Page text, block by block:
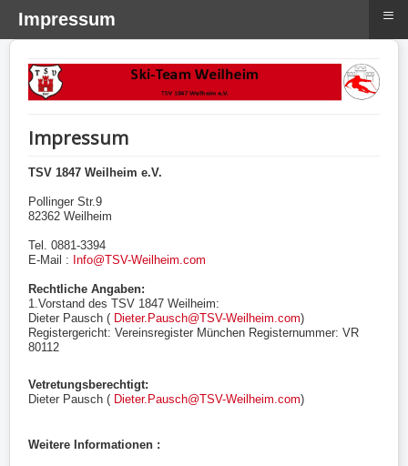
Impressum
TSV 1847 Weilheim e.V.
Pollinger Str.9
82362 Weilheim
Tel. 0881-3394
E-Mail : Info@TSV-Weilheim.com
Rechtliche Angaben:
1.Vorstand des TSV 1847 Weilheim:
Dieter Pausch ( Dieter.Pausch@TSV-Weilheim.com)
Registergericht: Vereinsregister München Registernummer: VR
80112
Vetretungsberechtigt:
Dieter Pausch ( Dieter.Pausch@TSV-Weilheim.com)
Weitere Informationen :
Impressum ≡